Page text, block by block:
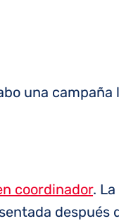
una campaña
coordinador.
después